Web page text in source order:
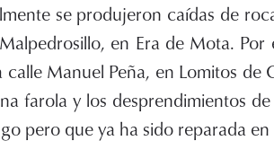
se produjeron caídas de
en Era de Mota.
Manuel Peña, en Lomitos de
farola y los desprendimientos
pero que ya ha sido reparada en